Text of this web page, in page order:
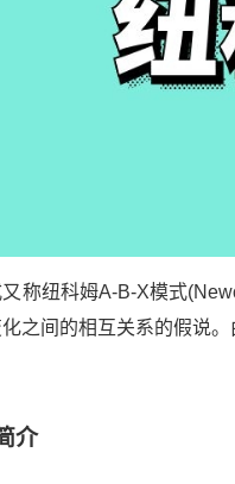
称纽科姆A-B-X模式
之间的相互关系的假说
介